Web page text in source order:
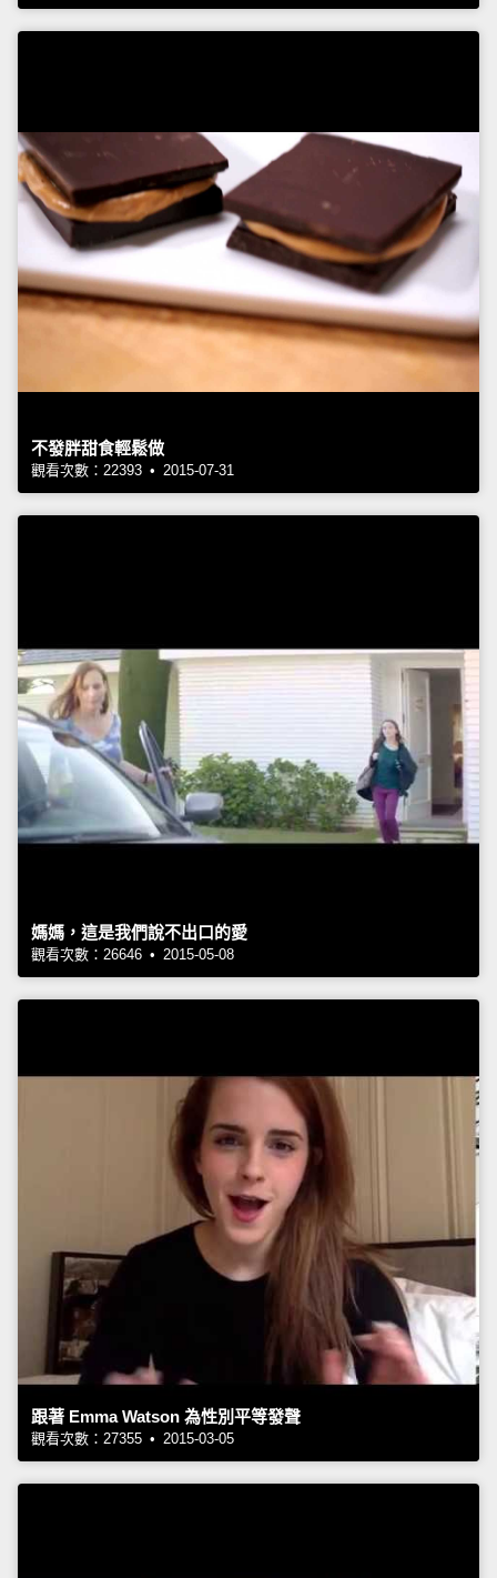
不發胖甜食輕鬆做
觀看次數：22393 • 2015-07-31
媽媽，這是我們說不出口的愛
觀看次數：26646 • 2015-05-08
跟著 Emma Watson 為性別平等發聲
觀看次數：27355 • 2015-03-05